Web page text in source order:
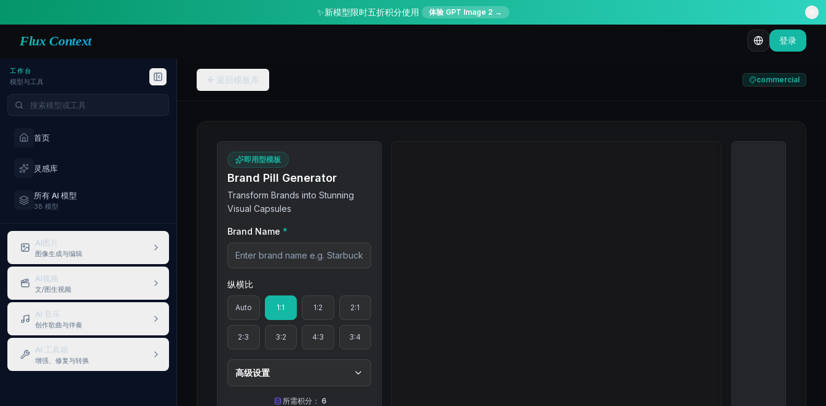
✨新模型限时五折积分使用 体验 GPT Image 2 →
Flux Context 登录
工作台
模型与工具
搜索模型与工具
首页
灵感库
所有 AI 模型
38 模型
AI图片
图像生成与编辑
AI视频
文/图生视频
AI 音乐
创作歌曲与伴奏
AI 工具箱
增强、修复与转换
返回模板库 commercial
即用型模板
Brand Pill Generator
Transform Brands into Stunning
Visual Capsules
Brand Name *
纵横比
Auto 1:1 1:2 2:1
2:3 3:2 4:3 3:4
高级设置
所需积分： 6